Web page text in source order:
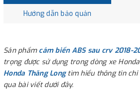
Hướng dẫn bảo quản
Sản phẩm cảm biến ABS sau crv 2018-
trọng được sử dụng trong dòng xe
Honda Thăng Longtìm hiểu thông tin chi
qua bài viết dưới đây.